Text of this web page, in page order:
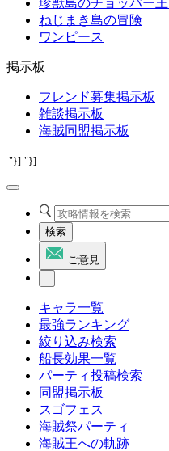
珍獣島のチョッパー王
ねじまき島の冒険
ワンピース
掲示板
フレンド募集掲示板
雑談掲示板
海賊同盟掲示板
"}] "}]
検索
ご意見
キャラ一覧
最強ランキング
絞り込み検索
船長効果一覧
パーティ投稿検索
同盟掲示板
スゴフェス
海賊祭パーティ
海賊王への軌跡